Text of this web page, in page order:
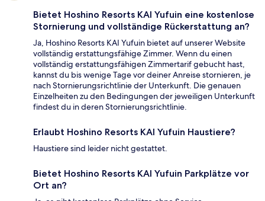
Bietet Hoshino Resorts KAI Yufuin eine kostenlose
Stornierung und vollständige Rückerstattung an?
Ja, Hoshino Resorts KAI Yufuin bietet auf unserer Website
vollständig erstattungsfähige Zimmer. Wenn du einen
vollständig erstattungsfähigen Zimmertarif gebucht hast,
kannst du bis wenige Tage vor deiner Anreise stornieren, je
nach Stornierungsrichtlinie der Unterkunft. Die genauen
Einzelheiten zu den Bedingungen der jeweiligen Unterkunft
findest du in deren Stornierungsrichtlinie.
Erlaubt Hoshino Resorts KAI Yufuin Haustiere?
Haustiere sind leider nicht gestattet.
Bietet Hoshino Resorts KAI Yufuin Parkplätze vor
Ort an?